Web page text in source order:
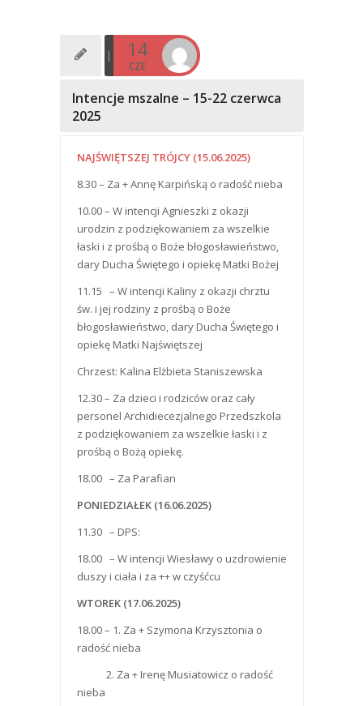
14
CZE
Intencje mszalne – 15-22 czerwca
2025
NAJŚWIĘTSZEJ TRÓJCY (15.06.2025)
8.30 – Za + Annę Karpińską o radość nieba
10.00 – W intencji Agnieszki z okazji
urodzin z podziękowaniem za wszelkie
łaski i z prośbą o Boże błogosławieństwo,
dary Ducha Świętego i opiekę Matki Bożej
11.15 – W intencji Kaliny z okazji chrztu
św. i jej rodziny z prośbą o Boże
błogosławieństwo, dary Ducha Świętego i
opiekę Matki Najświętszej
Chrzest: Kalina Elżbieta Staniszewska
12.30 – Za dzieci i rodziców oraz cały
personel Archidiecezjalnego Przedszkola
z podziękowaniem za wszelkie łaski i z
prośbą o Bożą opiekę.
18.00 – Za Parafian
PONIEDZIAŁEK (16.06.2025)
11.30 – DPS:
18.00 – W intencji Wiesławy o uzdrowienie
duszy i ciała i za ++ w czyśćcu
WTOREK (17.06.2025)
18.00 – 1. Za + Szymona Krzysztonia o
radość nieba
2. Za + Irenę Musiatowicz o radość
nieba